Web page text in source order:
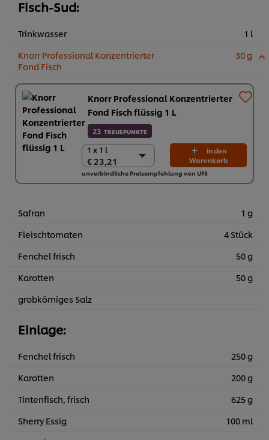
Fisch-Sud:
Trinkwasser
1 l
Knorr Professional Konzentrierter
Fond Fisch
30 g
Knorr Professional Konzentrierter
Fond Fisch flüssig 1 L
23 TREUEPUNKTE
1 x 1 l
€ 23,21
1 x 1 l
€ 23,21
6 x 1 L
In den
Warenkorb
unverbindliche Preisempfehlung von UFS
Safran
1 g
Fleischtomaten
4 Stück
Fenchel frisch
50 g
Karotten
50 g
grobkörniges Salz
Einlage:
Fenchel frisch
250 g
Karotten
200 g
Tintenfisch, frisch
625 g
Sherry Essig
100 ml